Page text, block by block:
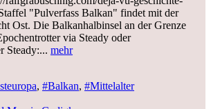
"Pulverfass Balkan" findet mit der
Ost. Die Balkanhalbinsel an der Grenze
via Steady oder
Steady:... mehr
, #Balkan, #Mittelalter